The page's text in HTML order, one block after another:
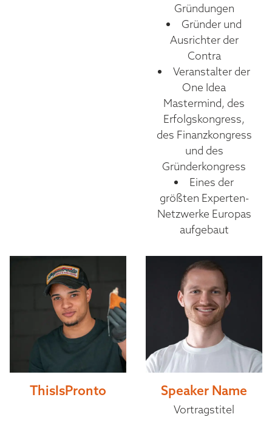
Gründungen
Gründer und
Ausrichter der
Contra
Veranstalter der
One Idea
Mastermind, des
Erfolgskongress,
des Finanzkongress
und des
Gründerkongress
Eines der
größten Experten-
Netzwerke Europas
aufgebaut
ThisIsPronto Speaker Name
Vortragstitel